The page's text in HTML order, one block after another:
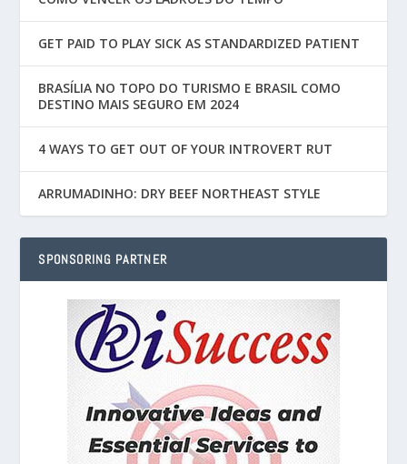
GET PAID TO PLAY SICK AS STANDARDIZED PATIENT
BRASÍLIA NO TOPO DO TURISMO E BRASIL COMO
DESTINO MAIS SEGURO EM 2024
4 WAYS TO GET OUT OF YOUR INTROVERT RUT
ARRUMADINHO: DRY BEEF NORTHEAST STYLE
SPONSORING PARTNER